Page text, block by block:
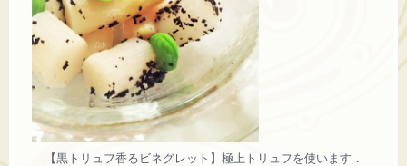
【黒トリュフ香るビネグレット】極上トリュフを使います．